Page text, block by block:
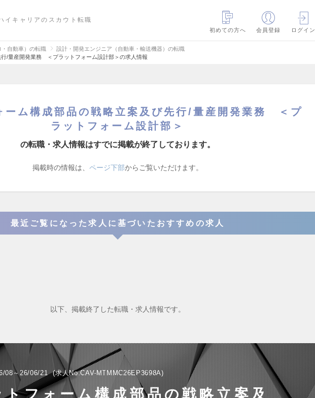
イキャリアのスカウト転職
初めての方へ
会員登録 ログイン
自動車）の転職
設計・開発エンジニア（自動車・輸送機器）の転職
/量産開発業務 ＜プラットフォーム設計部＞の求人情報
ーム構成部品の戦略立案及び先行/量産開発業務 ＜プ
ラットフォーム設計部＞
の転職・求人情報はすでに掲載が終了しております。
掲載時の情報は、 ページ下部からご覧いただけます。
最近ご覧になった求人に基づいたおすすめの求人
以下、掲載終了した転職・求人情報です。
08～26/06/21 求人No.CAV-MTMMC26EP3698A
トフォーム構成部品の戦略立案及